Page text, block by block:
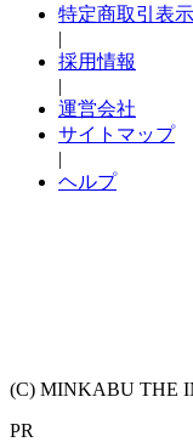
特定商取引表示
|
採用情報
|
運営会社
サイトマップ
|
ヘルプ
(C) MINKABU THE
PR